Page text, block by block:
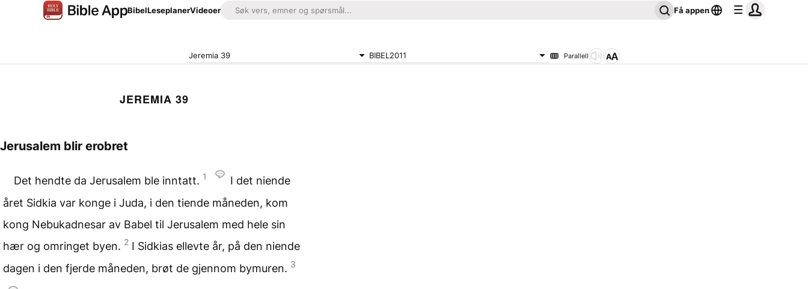
BibelLeseplanerVideoer Få appen
Jeremia 39 BIBEL2011 Parallell
JEREMIA 39
Jerusalem blir erobret
Det hendte da Jerusalem ble inntatt. 1
I det niende
året Sidkia var konge i Juda, i den tiende måneden, kom
kong Nebukadnesar av Babel til Jerusalem med hele sin
hær og omringet byen. 2 I Sidkias ellevte år, på den niende
dagen i den fjerde måneden, brøt de gjennom bymuren. 3